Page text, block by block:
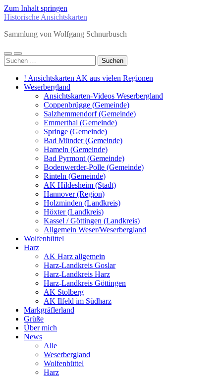
Zum Inhalt springen
Historische Ansichtskarten
Sammlung von Wolfgang Schnurbusch
Mobile-
Menü
Suchfeld
ein-/ausblenden
Suchen
nach:
! Ansichtskarten AK aus vielen Regionen
Weserbergland
Ansichtskarten-Videos Weserbergland
Coppenbrügge (Gemeinde)
Salzhemmendorf (Gemeinde)
Emmerthal (Gemeinde)
Springe (Gemeinde)
Bad Münder (Gemeinde)
Hameln (Gemeinde)
Bad Pyrmont (Gemeinde)
Bodenwerder-Polle (Gemeinde)
Rinteln (Gemeinde)
AK Hildesheim (Stadt)
Hannover (Region)
Holzminden (Landkreis)
Höxter (Landkreis)
Kassel / Göttingen (Landkreis)
Allgemein Weser/Weserbergland
Wolfenbüttel
Harz
AK Harz allgemein
Harz-Landkreis Goslar
Harz-Landkreis Harz
Harz-Landkreis Göttingen
AK Stolberg
AK Ilfeld im Südharz
Markgräflerland
Grüße
Über mich
News
Alle
Weserbergland
Wolfenbüttel
Harz